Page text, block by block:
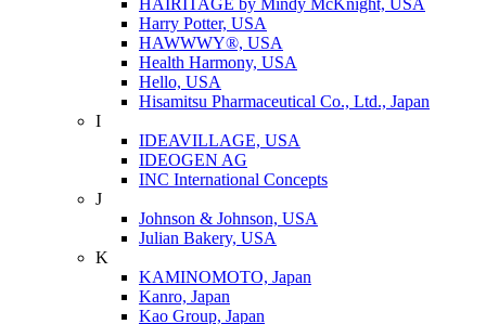
Harry Potter, USA
HAWWWY®, USA
Health Harmony, USA
Hello, USA
Hisamitsu Pharmaceutical Co., Ltd., Japan
I
IDEAVILLAGE, USA
IDEOGEN AG
INC International Concepts
J
Johnson & Johnson, USA
Julian Bakery, USA
K
KAMINOMOTO, Japan
Kanro, Japan
Kao Group, Japan